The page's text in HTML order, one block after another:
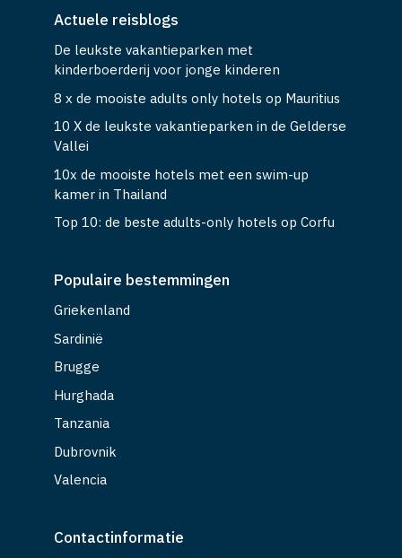
Actuele reisblogs
De leukste vakantieparken met
kinderboerderij voor jonge kinderen
8 x de mooiste adults only hotels op Mauritius
10 X de leukste vakantieparken in de Gelderse
Vallei
10x de mooiste hotels met een swim-up
kamer in Thailand
Top 10: de beste adults-only hotels op Corfu
Populaire bestemmingen
Griekenland
Sardinië
Brugge
Hurghada
Tanzania
Dubrovnik
Valencia
Contactinformatie